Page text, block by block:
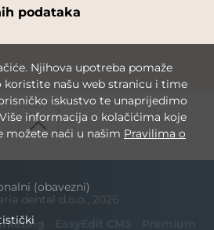
podataka
dental d.o.o., 2026
Njihova upotreba pomaže
koristite našu web stranicu i time
iskustvo te unaprijedimo
informacija o kolačićima koje
možete naći u našim Pravilima o
(obavezni)